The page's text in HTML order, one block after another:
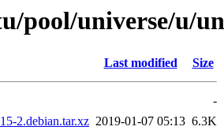
pool/universe/u/
Last modified Size
-
2.debian.tar.xz 2019-01-07 05:13 6.3K